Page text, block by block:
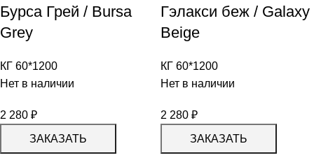
Бурса Грей / Bursa
Grey
КГ 60*1200
Нет в наличии
2 280 ₽
ЗАКАЗАТЬ
Гэлакси беж / Galaxy
Beige
КГ 60*1200
Нет в наличии
2 280 ₽
ЗАКАЗАТЬ